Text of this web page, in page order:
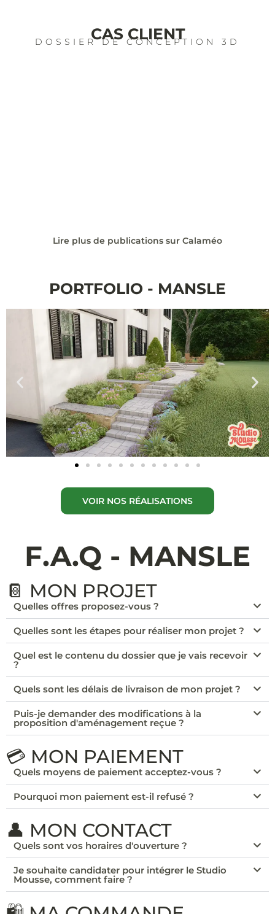
CAS CLIENT
DOSSIER DE CONCEPTION 3D
Lire plus de publications sur Calaméo
PORTFOLIO - MANSLE
VOIR NOS RÉALISATIONS
F.A.Q - MANSLE
📔 MON PROJET
Quelles offres proposez-vous ?
Quelles sont les étapes pour réaliser mon projet ?
Quel est le contenu du dossier que je vais recevoir
?
Quels sont les délais de livraison de mon projet ?
Puis-je demander des modifications à la
proposition d'aménagement reçue ?
💳 MON PAIEMENT
Quels moyens de paiement acceptez-vous ?
Pourquoi mon paiement est-il refusé ?
👤 MON CONTACT
Quels sont vos horaires d'ouverture ?
Je souhaite candidater pour intégrer le Studio
Mousse, comment faire ?